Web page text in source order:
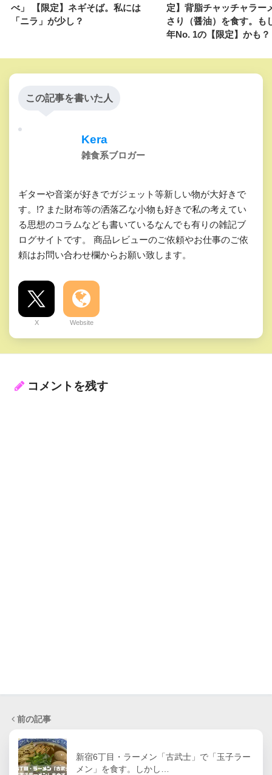
べ」 【限定】ネギそば。私には
「ニラ」が少し？
定】背脂チャッチャラー
さり（醤油）を食す。も
年No. 1の【限定】かも？
この記事を書いた人
Kera
雑食系ブロガー
ギターや音楽が好きでガジェット等新しい物が大好きで
す。!? また財布等の洒落乙な小物も好きで私の考えてい
る思想のコラムなども書いているなんでも有りの雑記ブ
ログサイトです。 商品レビューのご依頼やお仕事のご依
頼はお問い合わせ欄からお願い致します。
X Website
コメントを残す
前の記事
新宿6丁目・ラーメン「古武士」で「玉子ラー
メン」を食す。しかし…